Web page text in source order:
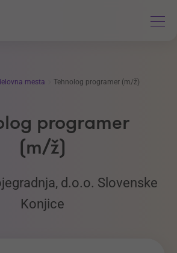
mesta Tehnolog programer (m/ž)
programer
(m/ž)
d.o.o. Slovenske
Konjice